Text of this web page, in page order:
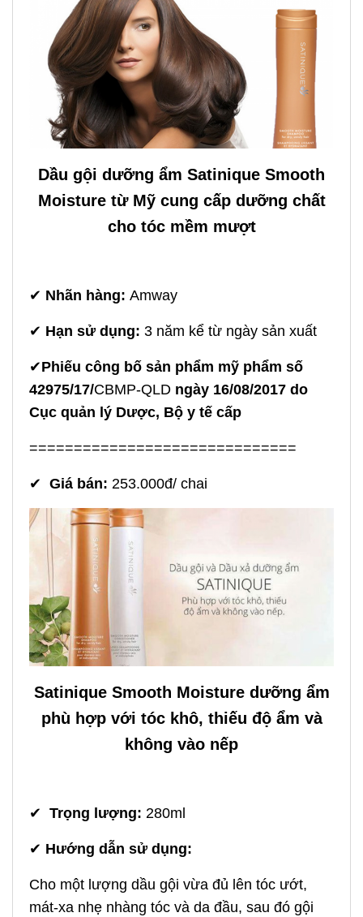
Dầu gội dưỡng ẩm Satinique Smooth
Moisture từ Mỹ cung cấp dưỡng chất
cho tóc mềm mượt
✔ Nhãn hàng: Amway
✔ Hạn sử dụng: 3 năm kể từ ngày sản xuất
✔Phiếu công bố sản phẩm mỹ phẩm số
42975/17/CBMP-QLD ngày 16/08/2017 do
Cục quản lý Dược, Bộ y tế cấp
==============================
✔ Giá bán: 253.000đ/ chai
Satinique Smooth Moisture dưỡng ẩm
phù hợp với tóc khô, thiếu độ ẩm và
không vào nếp
✔ Trọng lượng: 280ml
✔ Hướng dẫn sử dụng:
Cho một lượng dầu gội vừa đủ lên tóc ướt,
mát-xa nhẹ nhàng tóc và da đầu, sau đó gội